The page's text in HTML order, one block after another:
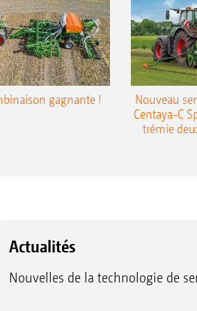
gagnante !
Nouveau
Centaya-C
trémie
Actualités
Nouvelles de la technologie de